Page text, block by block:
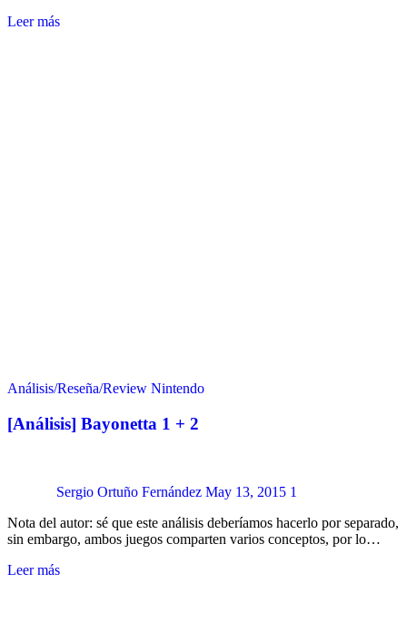
Leer más
Análisis/Reseña/Review Nintendo
[Análisis] Bayonetta 1 + 2
Sergio Ortuño Fernández May 13, 2015 1
Nota del autor: sé que este análisis deberíamos hacerlo por separado,
sin embargo, ambos juegos comparten varios conceptos, por lo…
Leer más